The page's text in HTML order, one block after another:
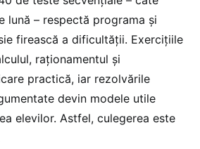
lună – respectă programa și
firească a dificultății. Exercițiile
raționamentul și
practică, iar rezolvările
devin modele utile
elevilor. Astfel, culegerea este